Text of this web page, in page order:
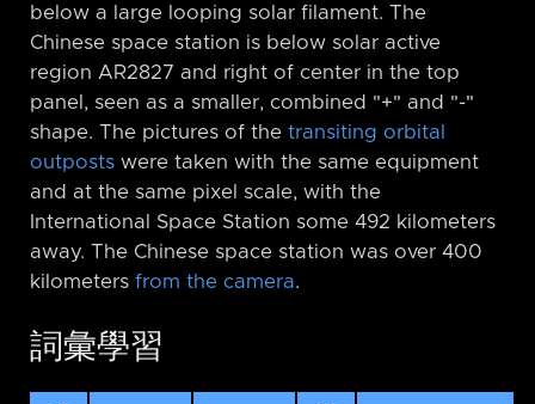
below a large looping solar filament. The
Chinese space station is below solar active
region AR2827 and right of center in the top
panel, seen as a smaller, combined "+" and "-"
shape. The pictures of the transiting orbital
outposts were taken with the same equipment
and at the same pixel scale, with the
International Space Station some 492 kilometers
away. The Chinese space station was over 400
kilometers from the camera.
詞彙學習